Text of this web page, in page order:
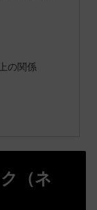
の関係
（ネ